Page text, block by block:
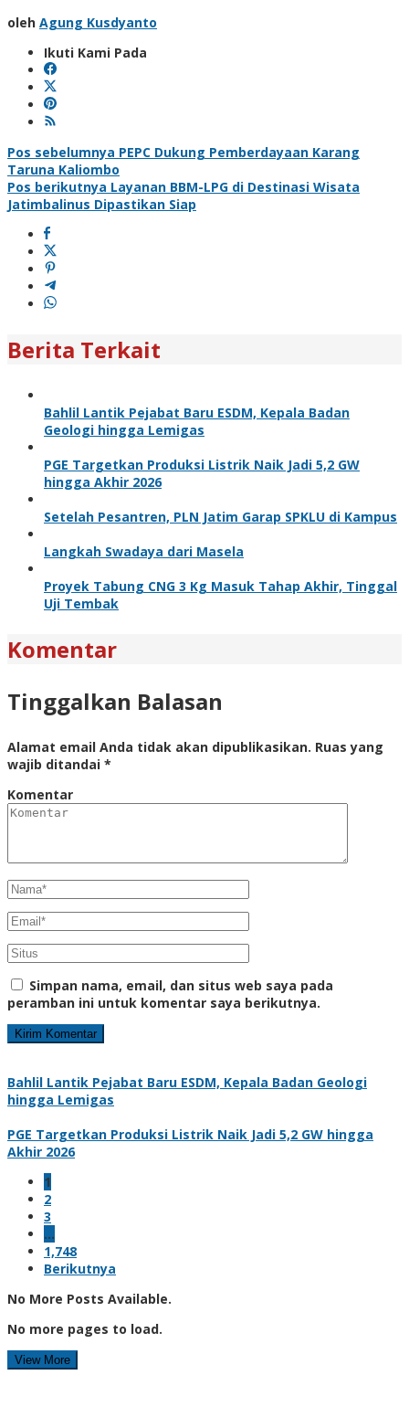
oleh Agung Kusdyanto
Ikuti Kami Pada
Navigasi
pos
Pos sebelumnya PEPC Dukung Pemberdayaan Karang
Taruna Kaliombo
Pos berikutnya Layanan BBM-LPG di Destinasi Wisata
Jatimbalinus Dipastikan Siap
Berita Terkait
Bahlil Lantik Pejabat Baru ESDM, Kepala Badan
Geologi hingga Lemigas
PGE Targetkan Produksi Listrik Naik Jadi 5,2 GW
hingga Akhir 2026
Setelah Pesantren, PLN Jatim Garap SPKLU di Kampus
Langkah Swadaya dari Masela
Proyek Tabung CNG 3 Kg Masuk Tahap Akhir, Tinggal
Uji Tembak
Komentar
Tinggalkan Balasan
Alamat email Anda tidak akan dipublikasikan. Ruas yang
wajib ditandai *
Komentar
Simpan nama, email, dan situs web saya pada
peramban ini untuk komentar saya berikutnya.
Bahlil Lantik Pejabat Baru ESDM, Kepala Badan Geologi
hingga Lemigas
PGE Targetkan Produksi Listrik Naik Jadi 5,2 GW hingga
Akhir 2026
1
2
3
…
1,748
Berikutnya
No More Posts Available.
No more pages to load.
View More